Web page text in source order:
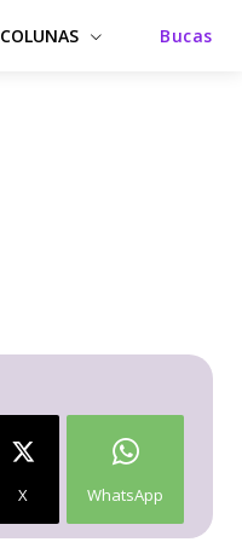
COLUNAS Bucas
X WhatsApp